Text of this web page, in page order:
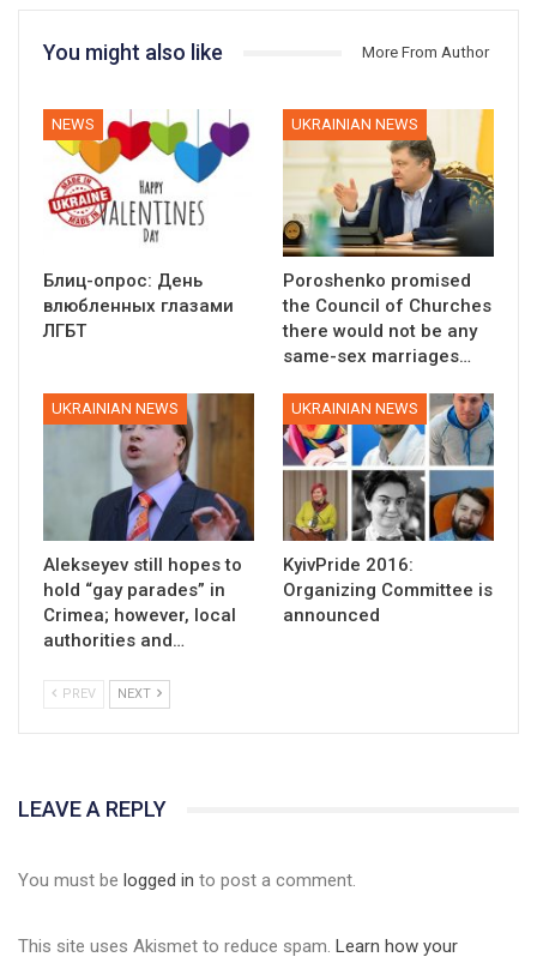
You might also like More From Author
NEWS
Блиц-опрос: День
влюбленных глазами
ЛГБТ
UKRAINIAN NEWS
Poroshenko promised
the Council of Churches
there would not be any
same-sex marriages…
UKRAINIAN NEWS
Alekseyev still hopes to
hold “gay parades” in
Crimea; however, local
authorities and…
UKRAINIAN NEWS
KyivPride 2016:
Organizing Committee is
announced
PREV NEXT
LEAVE A REPLY
You must be logged in to post a comment.
This site uses Akismet to reduce spam. Learn how your